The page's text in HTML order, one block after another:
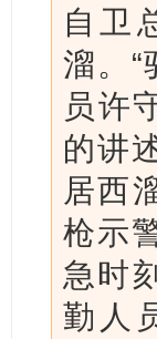
自卫
溜。
员许
的讲
居西
枪示
急时
勤人